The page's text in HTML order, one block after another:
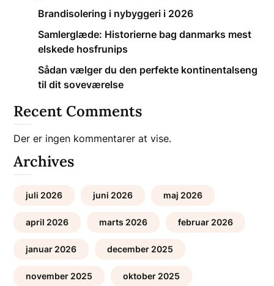
Brandisolering i nybyggeri i 2026
Samlerglæde: Historierne bag danmarks mest
elskede hosfrunips
Sådan vælger du den perfekte kontinentalseng
til dit soveværelse
Recent Comments
Der er ingen kommentarer at vise.
Archives
juli 2026 juni 2026 maj 2026
april 2026 marts 2026 februar 2026
januar 2026 december 2025
november 2025 oktober 2025